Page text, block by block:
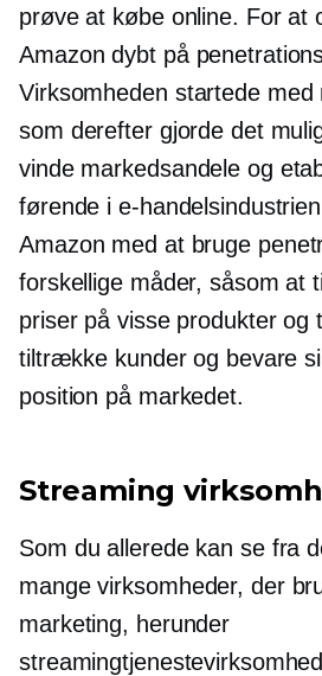
prøve at købe online. For at
Amazon dybt på
Virksomheden startede med
som derefter gjorde det
vinde markedsandele og
førende i e-
Amazon med at bruge
forskellige måder, såsom at
priser på visse produkter og
tiltrække kunder og bevare
position på markedet.
Streaming
Som du allerede kan se fra
mange virksomheder, der
marketing, herunder